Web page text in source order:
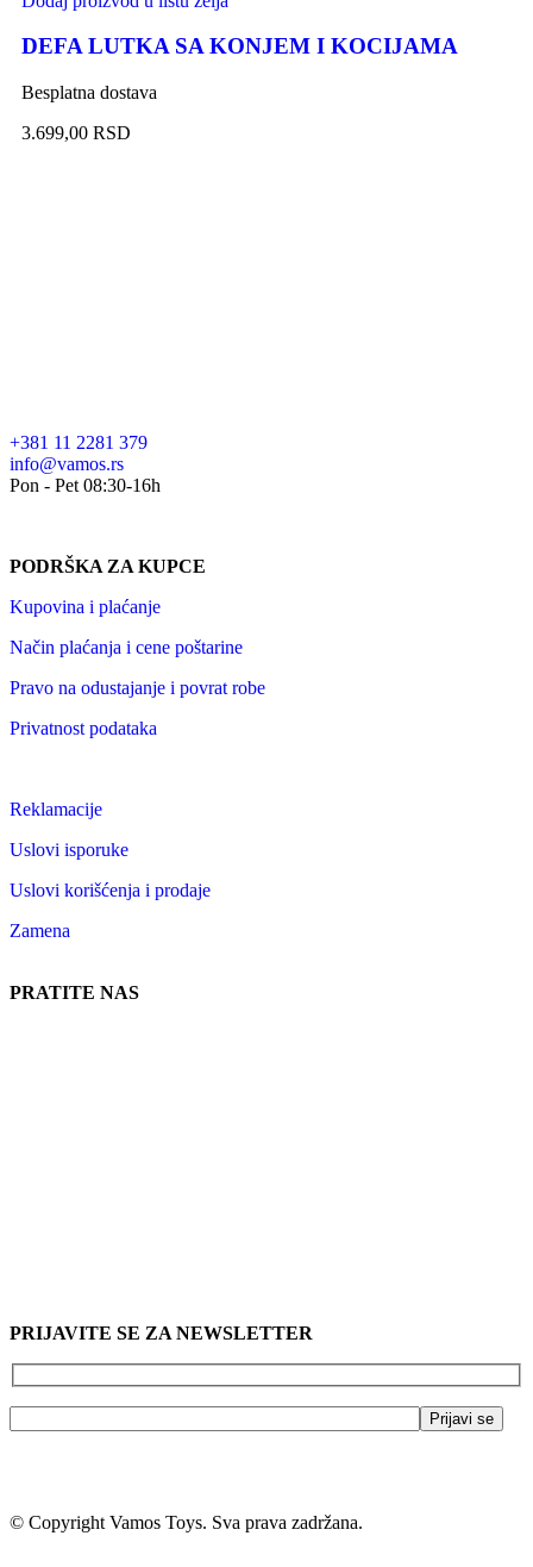
DEFA LUTKA SA KONJEM I KOCIJAMA
Besplatna dostava
3.699,00 RSD
+381 11 2281 379
info@vamos.rs
Pon - Pet 08:30-16h
PODRŠKA ZA KUPCE
Kupovina i plaćanje
Način plaćanja i cene poštarine
Pravo na odustajanje i povrat robe
Privatnost podataka
Reklamacije
Uslovi isporuke
Uslovi korišćenja i prodaje
Zamena
PRATITE NAS
PRIJAVITE SE ZA NEWSLETTER
© Copyright Vamos Toys. Sva prava zadržana.